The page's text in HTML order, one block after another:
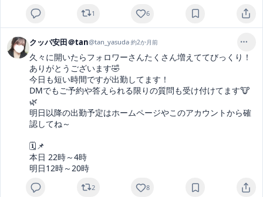
1 6
クッパ安田＠tan@tan_yasuda·約2か月前
久々に開いたらフォロワーさんたくさん増えててびっくり！
ありがとうございます🤣
今日も短い時間ですが出勤してます！
DMでもご予約や答えられる限りの質問も受け付けてます🐮
🌿‬
明日以降の出勤予定はホームページやこのアカウントから確
認してね～
🗓📌
本日 22時～4時
明日12時～20時
2 8